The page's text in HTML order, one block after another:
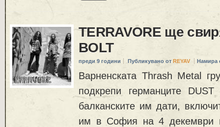
TERRAVORE ще
BOLT
преди 9 години Публикувано от REYAV Намира
Варненската Thrash Metal
подкрепи германците
балканските им дати,
им в София на 4 декември